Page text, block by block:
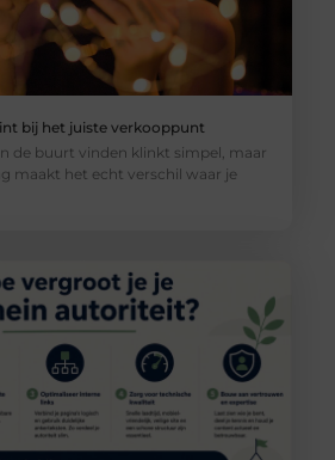
bij het juiste verkooppunt
de buurt vinden klinkt simpel, maar
maakt het echt verschil waar je